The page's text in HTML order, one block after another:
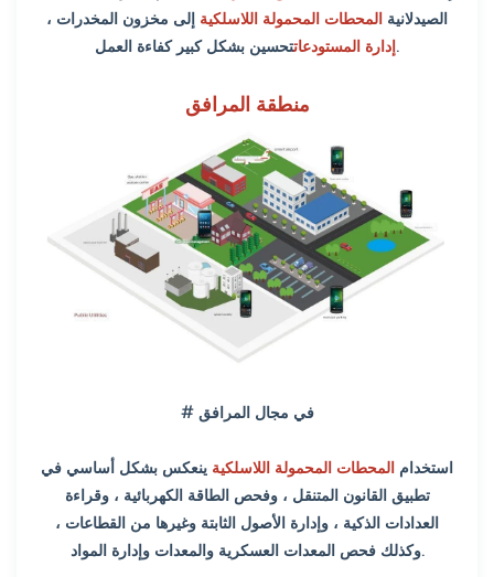
الصيدلانية المحطات المحمولة اللاسلكية إلى مخزون المخدرات ،
إدارة المستودعاتتحسين بشكل كبير كفاءة العمل.
منطقة المرافق
# في مجال المرافق
استخدام المحطات المحمولة اللاسلكية ينعكس بشكل أساسي في
تطبيق القانون المتنقل ، وفحص الطاقة الكهربائية ، وقراءة
العدادات الذكية ، وإدارة الأصول الثابتة وغيرها من القطاعات ،
وكذلك فحص المعدات العسكرية والمعدات وإدارة المواد.